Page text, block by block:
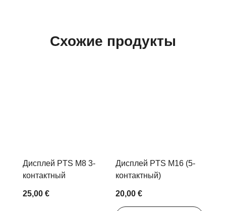
Схожие продукты
Дисплей PTS M8 3-
контактный
25,00 €
Дисплей PTS M16 (5-
контактный)
20,00 €